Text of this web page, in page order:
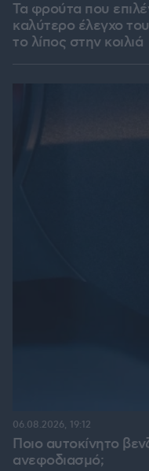
Τα φρούτα που
καλύτερο έλεγχο
το λίπος στην κοιλιά
Ποιο αυτοκίνητο
ανεφοδιασμό;
06.08.2026, 19:12